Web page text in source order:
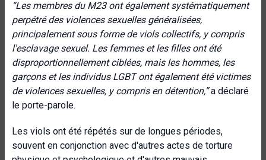
“Les membres du M23 ont également systématiquement
perpétré des violences sexuelles généralisées,
principalement sous forme de viols collectifs, y compris
l'esclavage sexuel. Les femmes et les filles ont été
disproportionnellement ciblées, mais les hommes, les
garçons et les individus LGBT ont également été victimes
de violences sexuelles, y compris en détention,”a déclaré
le porte-parole.
Les viols ont été répétés sur de longues périodes,
souvent en conjonction avec d'autres actes de torture